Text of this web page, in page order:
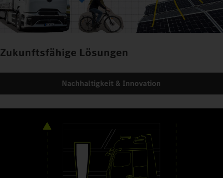
Zukunftsfähige Lösungen
Nachhaltigkeit & Innovation